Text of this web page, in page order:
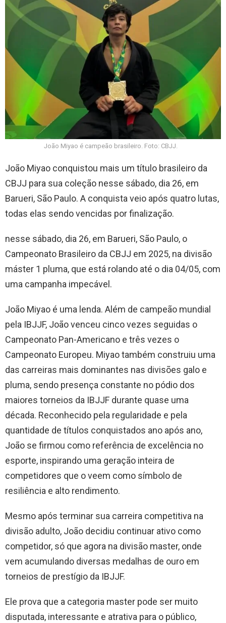
João Miyao é campeão brasileiro. Foto: CBJJ.
João Miyao conquistou mais um título brasileiro da
CBJJ para sua coleção nesse sábado, dia 26, em
Barueri, São Paulo. A conquista veio após quatro lutas,
todas elas sendo vencidas por finalização.
nesse sábado, dia 26, em Barueri, São Paulo, o
Campeonato Brasileiro da CBJJ em 2025, na divisão
máster 1 pluma, que está rolando até o dia 04/05, com
uma campanha impecável.
João Miyao é uma lenda. Além de campeão mundial
pela IBJJF, João venceu cinco vezes seguidas o
Campeonato Pan-Americano e três vezes o
Campeonato Europeu. Miyao também construiu uma
das carreiras mais dominantes nas divisões galo e
pluma, sendo presença constante no pódio dos
maiores torneios da IBJJF durante quase uma
década. Reconhecido pela regularidade e pela
quantidade de títulos conquistados ano após ano,
João se firmou como referência de excelência no
esporte, inspirando uma geração inteira de
competidores que o veem como símbolo de
resiliência e alto rendimento.
Mesmo após terminar sua carreira competitiva na
divisão adulto, João decidiu continuar ativo como
competidor, só que agora na divisão master, onde
vem acumulando diversas medalhas de ouro em
torneios de prestígio da IBJJF.
Ele prova que a categoria master pode ser muito
disputada, interessante e atrativa para o público,